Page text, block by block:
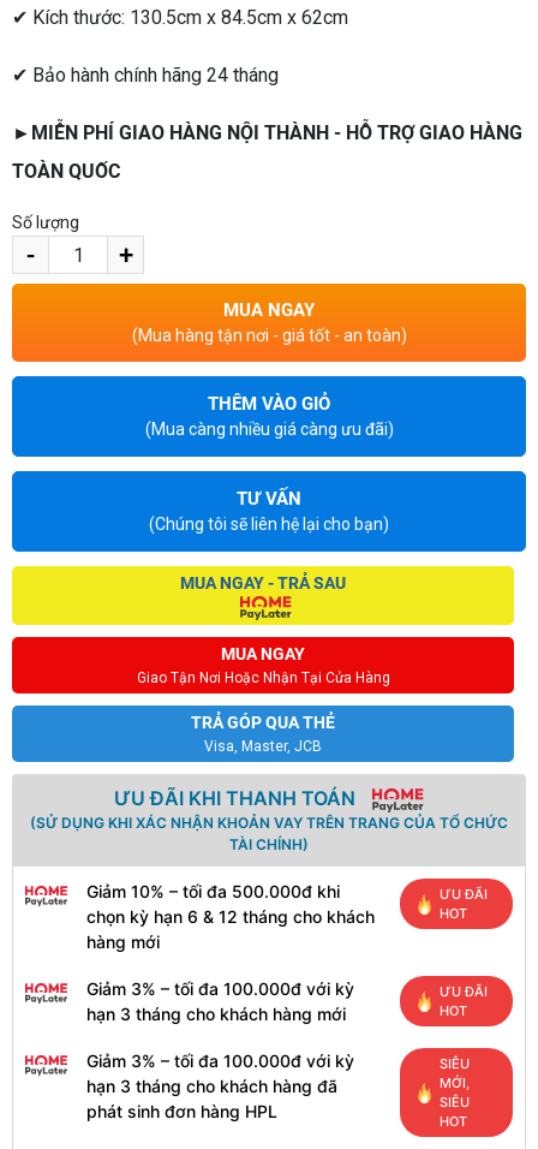
✔ Kích thước: 130.5cm x 84.5cm x 62cm
✔ Bảo hành chính hãng 24 tháng
►MIỄN PHÍ GIAO HÀNG NỘI THÀNH - HỖ TRỢ GIAO HÀNG
TOÀN QUỐC
Số lượng
- +
MUA NGAY
(Mua hàng tận nơi - giá tốt - an toàn)
THÊM VÀO GIỎ
(Mua càng nhiều giá càng ưu đãi)
TƯ VẤN
(Chúng tôi sẽ liên hệ lại cho bạn)
MUA NGAY
Giao Tận Nơi Hoặc Nhận Tại Cửa Hàng
TRẢ GÓP QUA THẺ
Visa, Master, JCB
MUA NGAY - TRẢ SAU
ƯU ĐÃI KHI THANH TOÁN
(SỬ DỤNG KHI XÁC NHẬN KHOẢN VAY TRÊN TRANG CỦA TỔ CHỨC
TÀI CHÍNH)
Giảm 10% – tối đa 500.000đ khi
chọn kỳ hạn 6 & 12 tháng cho khách
hàng mới
ƯU ĐÃI
HOT
Giảm 3% – tối đa 100.000đ với kỳ
hạn 3 tháng cho khách hàng mới
ƯU ĐÃI
HOT
Giảm 3% – tối đa 100.000đ với kỳ
hạn 3 tháng cho khách hàng đã
phát sinh đơn hàng HPL
SIÊU
MỚI,
SIÊU
HOT